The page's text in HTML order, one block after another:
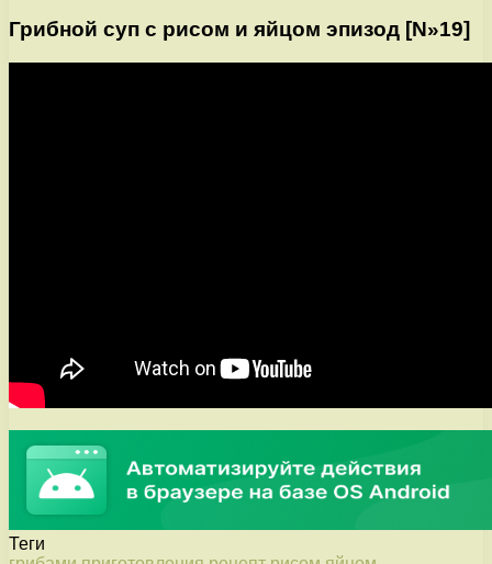
Грибной суп с рисом и яйцом эпизод [N»19]
Теги